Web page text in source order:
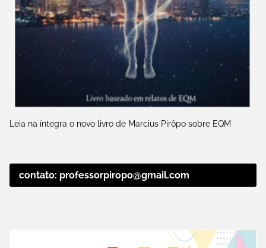
Leia na íntegra o novo livro de Marcius Pirôpo sobre EQM
contato: professorpiropo@gmail.com